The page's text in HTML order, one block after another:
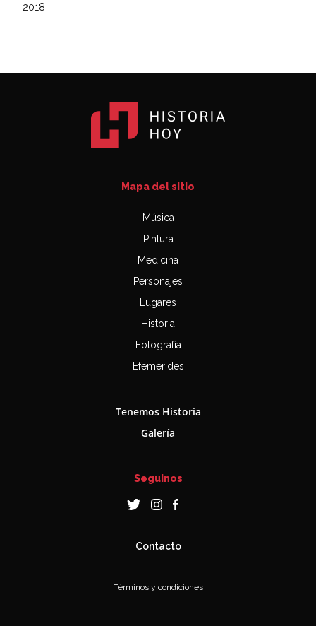
2018
Mapa del sitio
Música
Pintura
Medicina
Personajes
Lugares
Historia
Fotografía
Efemérides
Tenemos Historia
Galería
Seguinos
Contacto
Términos y condiciones